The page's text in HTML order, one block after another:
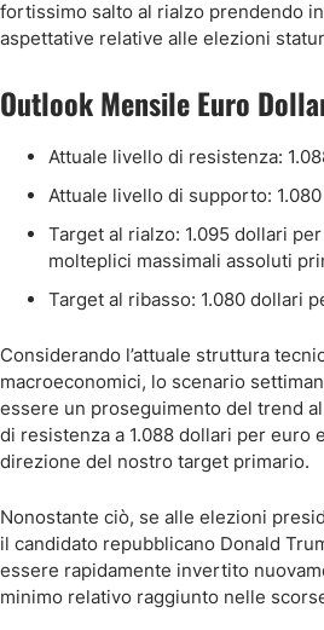
fortissimo salto al rialzo prendendo
aspettative relative alle elezioni
Outlook Mensile Euro
Attuale livello di resistenza:
Attuale livello di supporto:
Target al rialzo: 1.095 dollari
molteplici massimali assoluti
Target al ribasso: 1.080 dollari
Considerando l’attuale struttura
macroeconomici, lo scenario
essere un proseguimento del trend
di resistenza a 1.088 dollari per euro
direzione del nostro target primario.
Nonostante ciò, se alle elezioni
il candidato repubblicano Donald
essere rapidamente invertito
minimo relativo raggiunto nelle